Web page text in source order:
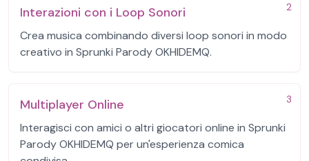
2
Interazioni con i Loop Sonori
Crea musica combinando diversi loop sonori in modo
creativo in Sprunki Parody OKHIDEMQ.
3
Multiplayer Online
Interagisci con amici o altri giocatori online in Sprunki
Parody OKHIDEMQ per un'esperienza comica